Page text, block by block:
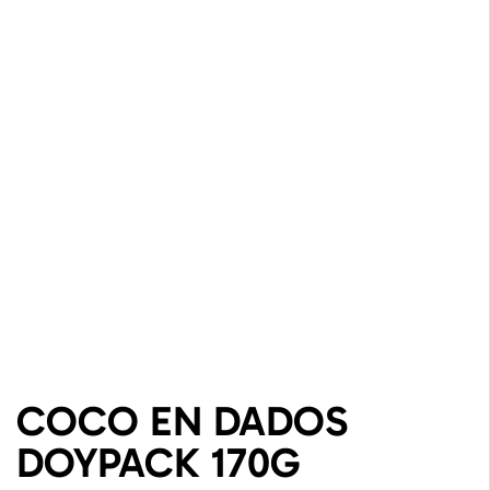
COCO EN DADOS
DOYPACK 170G